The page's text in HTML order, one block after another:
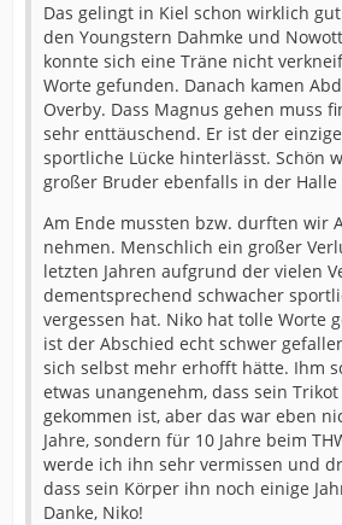
Das gelingt in Kiel schon wirklich
den Youngstern Dahmke und
konnte sich eine Träne nicht
Worte gefunden. Danach kamen
Overby. Dass Magnus gehen muss
sehr enttäuschend. Er ist der
sportliche Lücke hinterlässt. Schön
großer Bruder ebenfalls in der Halle
Am Ende mussten bzw. durften wir
nehmen. Menschlich ein großer
letzten Jahren aufgrund der vielen
dementsprechend schwacher
vergessen hat. Niko hat tolle Worte
ist der Abschied echt schwer
sich selbst mehr erhofft hätte. Ihm
etwas unangenehm, dass sein
gekommen ist, aber das war eben
Jahre, sondern für 10 Jahre beim
werde ich ihn sehr vermissen und
dass sein Körper ihn noch einige
Danke, Niko!